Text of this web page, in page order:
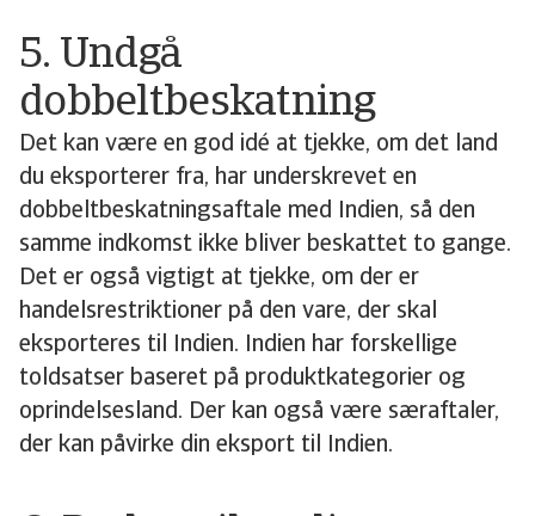
5. Undgå
dobbeltbeskatning
Det kan være en god idé at tjekke, om det land
du eksporterer fra, har underskrevet en
dobbeltbeskatningsaftale med Indien, så den
samme indkomst ikke bliver beskattet to gange.
Det er også vigtigt at tjekke, om der er
handelsrestriktioner på den vare, der skal
eksporteres til Indien. Indien har forskellige
toldsatser baseret på produktkategorier og
oprindelsesland. Der kan også være særaftaler,
der kan påvirke din eksport til Indien.